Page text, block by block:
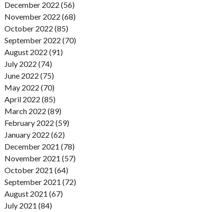
December 2022 (56)
November 2022 (68)
October 2022 (85)
September 2022 (70)
August 2022 (91)
July 2022 (74)
June 2022 (75)
May 2022 (70)
April 2022 (85)
March 2022 (89)
February 2022 (59)
January 2022 (62)
December 2021 (78)
November 2021 (57)
October 2021 (64)
September 2021 (72)
August 2021 (67)
July 2021 (84)